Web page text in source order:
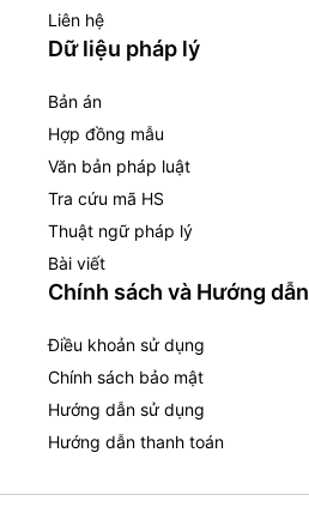
Liên hệ
Dữ liệu pháp lý
Bản án
Hợp đồng mẫu
Văn bản pháp luật
Tra cứu mã HS
Thuật ngữ pháp lý
Bài viết
Chính sách và Hướng dẫn
Điều khoản sử dụng
Chính sách bảo mật
Hướng dẫn sử dụng
Hướng dẫn thanh toán